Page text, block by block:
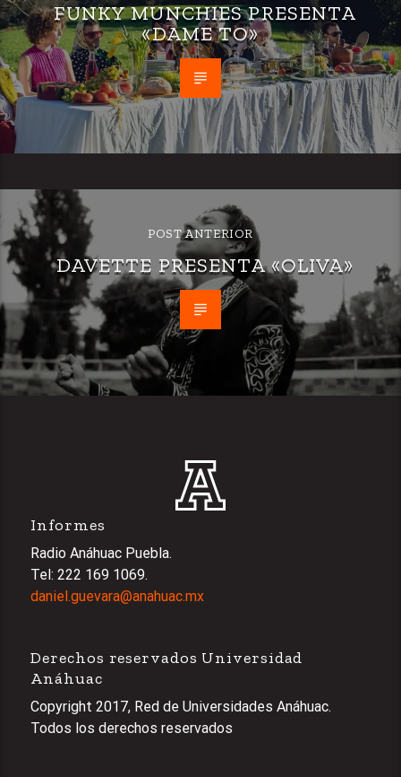
FUNKY MUNCHIES PRESENTA
«DAME TO»
POST ANTERIOR
DAVETTE PRESENTA «OLIVA»
Informes
Radio Anáhuac Puebla.
Tel: 222 169 1069.
daniel.guevara@anahuac.mx
Derechos reservados Universidad
Anáhuac
Copyright 2017, Red de Universidades Anáhuac.
Todos los derechos reservados